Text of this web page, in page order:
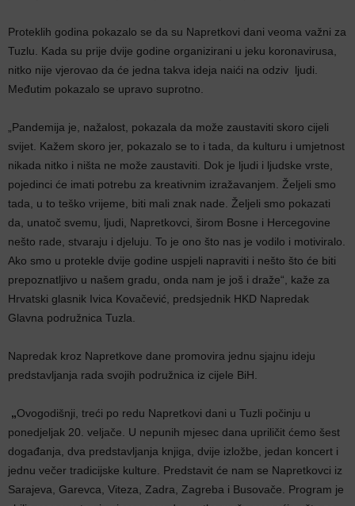
Proteklih godina pokazalo se da su Napretkovi dani veoma važni za
Tuzlu. Kada su prije dvije godine organizirani u jeku koronavirusa,
nitko nije vjerovao da će jedna takva ideja naići na odziv ljudi.
Međutim pokazalo se upravo suprotno.
„Pandemija je, nažalost, pokazala da može zaustaviti skoro cijeli
svijet. Kažem skoro jer, pokazalo se to i tada, da kulturu i umjetnost
nikada nitko i ništa ne može zaustaviti. Dok je ljudi i ljudske vrste,
pojedinci će imati potrebu za kreativnim izražavanjem. Željeli smo
tada, u to teško vrijeme, biti mali znak nade. Željeli smo pokazati
da, unatoč svemu, ljudi, Napretkovci, širom Bosne i Hercegovine
nešto rade, stvaraju i djeluju. To je ono što nas je vodilo i motiviralo.
Ako smo u protekle dvije godine uspjeli napraviti i nešto što će biti
prepoznatljivo u našem gradu, onda nam je još i draže“, kaže za
Hrvatski glasnik Ivica Kovačević, predsjednik HKD Napredak
Glavna podružnica Tuzla.
Napredak kroz Napretkove dane promovira jednu sjajnu ideju
predstavljanja rada svojih podružnica iz cijele BiH.
„Ovogodišnji, treći po redu Napretkovi dani u Tuzli počinju u
ponedjeljak 20. veljače. U nepunih mjesec dana upriličit ćemo šest
događanja, dva predstavljanja knjiga, dvije izložbe, jedan koncert i
jednu večer tradicijske kulture. Predstavit će nam se Napretkovci iz
Sarajeva, Garevca, Viteza, Zadra, Zagreba i Busovače. Program je